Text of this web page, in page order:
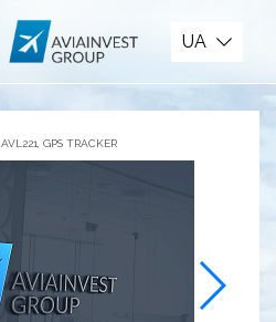
UA
AVL221, GPS TRACKER